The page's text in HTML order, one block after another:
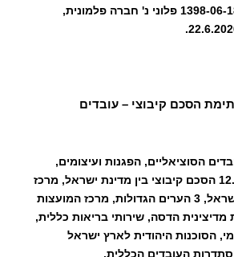
סע"ש 1398-06-18 פלוני נ' חברה פלמונית,
קיבוציים:
הסכם קיבוצי – עובדים
הסוציאליים, הפגנות ועיצומים,
נחתם ביום 12.8.2020 הסכם קיבוצי בין מדינת ישראל, מרכז
השלטון המקומי בישראל, 3 הערים הגדולות, מרכז המועצות
מדיצינית הדסה, שירותי בריאות כללית,
הסוכנות היהודית לארץ ישראל
הסתדרות העובדים הכללית.